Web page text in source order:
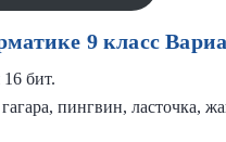
9 класс
бит.
пингвин, ласточка,